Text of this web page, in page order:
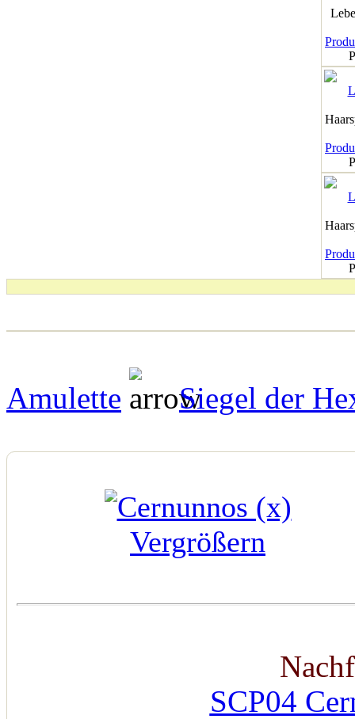
Amulette Siegel der
Vergrößern
SCP04